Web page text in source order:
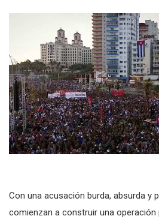
Con una acusación burda, absurda y
comienzan a construir una operación